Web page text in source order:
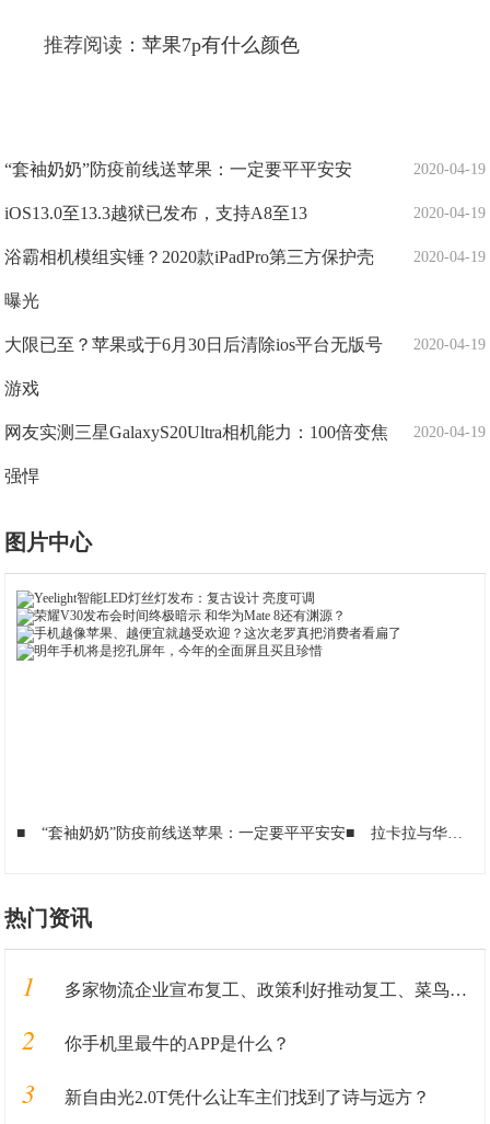
推荐阅读：苹果7p有什么颜色
2020-04-19
“套袖奶奶”防疫前线送苹果：一定要平平安安
2020-04-19
iOS13.0至13.3越狱已发布，支持A8至13
2020-04-19
浴霸相机模组实锤？2020款iPadPro第三方保护壳
曝光
2020-04-19
大限已至？苹果或于6月30日后清除ios平台无版号
游戏
2020-04-19
网友实测三星GalaxyS20Ultra相机能力：100倍变焦
强悍
图片中心
■ “套袖奶奶”防疫前线送苹果：一定要平平安安■ 拉卡拉与华为软件签署业务合作框架协议
热门资讯
1 多家物流企业宣布复工、政策利好推动复工、菜鸟供应链2万岗位
2 你手机里最牛的APP是什么？
3 新自由光2.0T凭什么让车主们找到了诗与远方？